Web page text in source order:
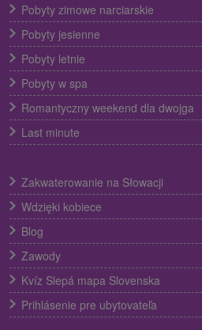
Pobyty zimowe narciarskie
Pobyty jesienne
Pobyty letnie
Pobyty w spa
Romantyczny weekend dla dwojga
Last minute
Zakwaterowanie na Słowacji
Wdzięki kobiece
Blog
Zawody
Kvíz Slepá mapa Slovenska
Prihlásenie pre ubytovateľa